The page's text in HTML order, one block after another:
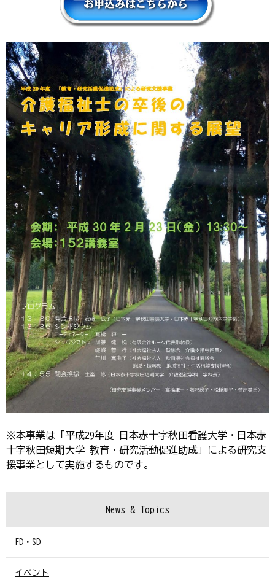
※本事業は「平成29年度 日本赤十字秋田看護大学・日本赤
十字秋田短期大学 教育・研究活動促進助成」による研究支
援事業として実施するものです。
News & Topics
FD・SD
イベント